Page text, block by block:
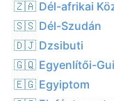
🇿🇦 Dél-afrikai
🇸🇸 Dél-Szudán
🇩🇯 Dzsibuti
🇬🇶 Egyenlítői-
🇪🇬 Egyiptom